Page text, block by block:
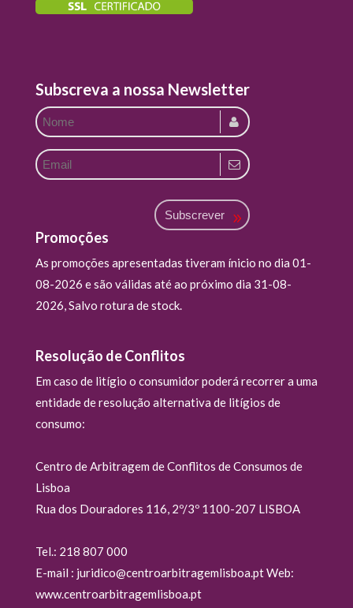
Subscreva a nossa Newsletter
Subscrever
Promoções
As promoções apresentadas tiveram ínicio no dia 01-
08-2026 e são válidas até ao próximo dia 31-08-
2026, Salvo rotura de stock.
Resolução de Conflitos
Em caso de litígio o consumidor poderá recorrer a uma
entidade de resolução alternativa de litígios de
consumo:
Centro de Arbitragem de Conflitos de Consumos de
Lisboa
Rua dos Douradores 116, 2º/3º 1100-207 LISBOA
Tel.: 218 807 000
E-mail : juridico@centroarbitragemlisboa.pt Web:
www.centroarbitragemlisboa.pt